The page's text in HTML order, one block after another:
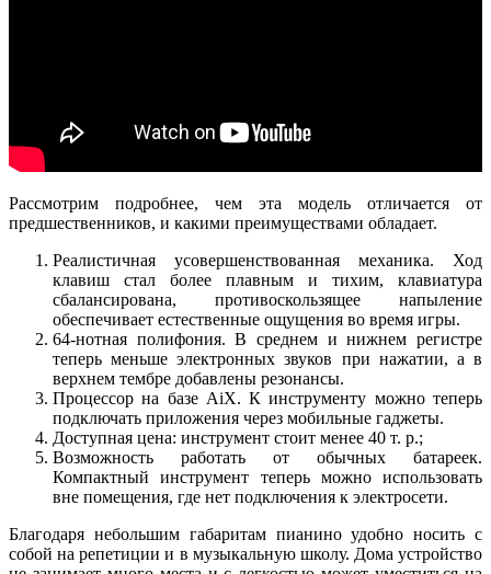
Рассмотрим подробнее, чем эта модель отличается от
предшественников, и какими преимуществами обладает.
Реалистичная усовершенствованная механика. Ход
клавиш стал более плавным и тихим, клавиатура
сбалансирована, противоскользящее напыление
обеспечивает естественные ощущения во время игры.
64-нотная полифония. В среднем и нижнем регистре
теперь меньше электронных звуков при нажатии, а в
верхнем тембре добавлены резонансы.
Процессор на базе AiX. К инструменту можно теперь
подключать приложения через мобильные гаджеты.
Доступная цена: инструмент стоит менее 40 т. р.;
Возможность работать от обычных батареек.
Компактный инструмент теперь можно использовать
вне помещения, где нет подключения к электросети.
Благодаря небольшим габаритам пианино удобно носить с
собой на репетиции и в музыкальную школу. Дома устройство